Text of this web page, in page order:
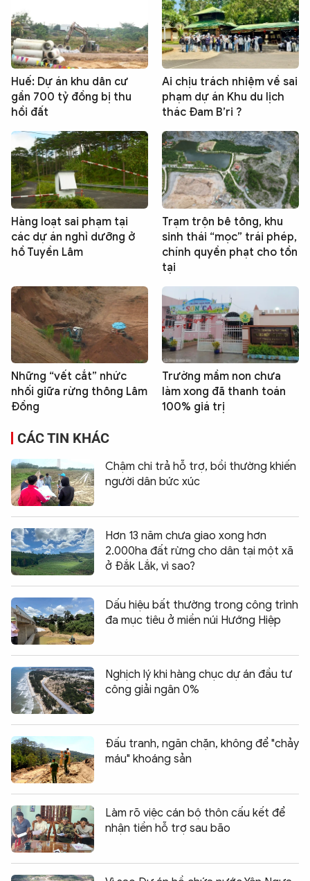
Huế: Dự án khu dân cư
gần 700 tỷ đồng bị thu
hồi đất
Ai chịu trách nhiệm về sai
phạm dự án Khu du lịch
thác Đam B’ri ?
Hàng loạt sai phạm tại
các dự án nghỉ dưỡng ở
hồ Tuyền Lâm
Trạm trộn bê tông, khu
sinh thái “mọc” trái phép,
chính quyền phạt cho tồn
tại
Những “vết cắt” nhức
nhối giữa rừng thông Lâm
Đồng
Trường mầm non chưa
làm xong đã thanh toán
100% giá trị
CÁC TIN KHÁC
Chậm chi trả hỗ trợ, bồi thường khiến
người dân bức xúc
Hơn 13 năm chưa giao xong hơn
2.000ha đất rừng cho dân tại một xã
ở Đắk Lắk, vì sao?
Dấu hiệu bất thường trong công trình
đa mục tiêu ở miền núi Hướng Hiệp
Nghịch lý khi hàng chục dự án đầu tư
công giải ngân 0%
Đấu tranh, ngăn chặn, không để "chảy
máu" khoáng sản
Làm rõ việc cán bộ thôn cấu kết để
nhận tiền hỗ trợ sau bão